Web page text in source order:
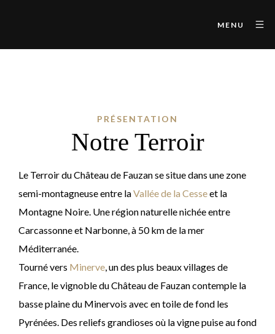
MENU
PRÉSENTATION
Notre Terroir
Le Terroir du Château de Fauzan se situe dans une zone
semi-montagneuse entre laVallée de la Cesseet la
Montagne Noire. Une région naturelle nichée entre
Carcassonne et Narbonne, à 50 km de la mer
Méditerranée.
Tourné vers Minerve, un des plus beaux villages de
France, le vignoble du Château de Fauzan contemple la
basse plaine du Minervois avec en toile de fond les
Pyrénées. Des reliefs grandioses où la vigne puise au fond